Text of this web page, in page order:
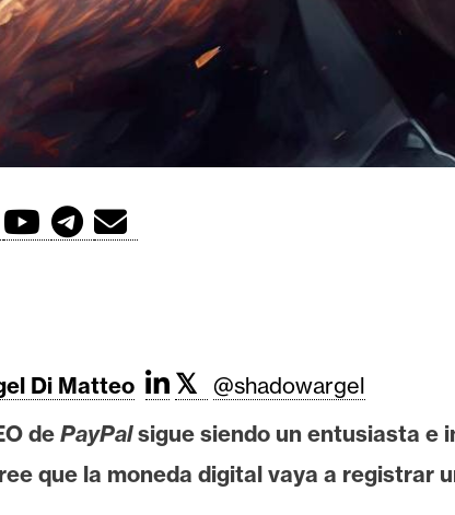
Di Matteo 𝕏 @shadowargel
de PayPalsigue siendo un entusiasta e
que la moneda digital vaya a registrar